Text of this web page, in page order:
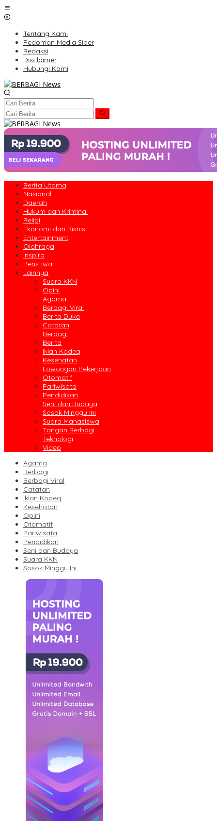
Lewati
ke
Tentang Kami
Pedoman Media Siber
Redaksi
Disclaimer
Hubungi Kami
Berita Utama
Nasional
Daerah
Hukum dan Kriminal
Religi
Ekonomi dan Bisnis
Entertainment
Olahraga
Inspira
Peristiwa
Lainnya
Suara KKN
Opini
Agama
Berbagi Viral
Berita Duka
Catatan
Berbagi
Berita
Iklan Kodeq
Kesehatan
Lowongan Pekerjaan
Otomatif
Pariwisata
Pendidikan
Seni dan Budaya
Sosok Minggu Ini
Suara Mahasiswa
Tangan Berbagi
Teknologi
Video
Agama
Berbagi
Berbagi Viral
Catatan
Iklan Kodeq
Kesehatan
Opini
Otomatif
Pariwisata
Pendidikan
Seni dan Budaya
Suara KKN
Sosok Minggu Ini